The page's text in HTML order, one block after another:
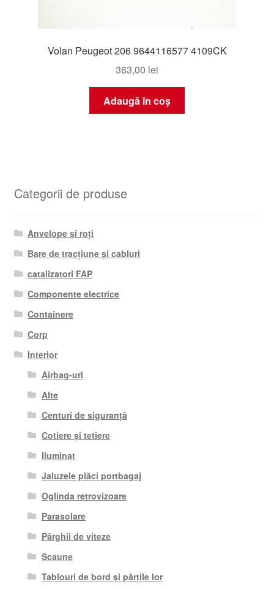
Volan Peugeot 206 9644116577 4109CK
363,00 lei
Adaugă în coș
Categorii de produse
Anvelope și roți
Bare de tracțiune și cabluri
catalizatori FAP
Componente electrice
Containere
Corp
Interior
Airbag-uri
Alte
Centuri de siguranță
Cotiere și tetiere
Iluminat
Jaluzele plăci portbagaj
Oglinda retrovizoare
Parasolare
Pârghii de viteze
Scaune
Tablouri de bord și părțile lor